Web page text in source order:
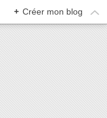
+ Créer mon blog